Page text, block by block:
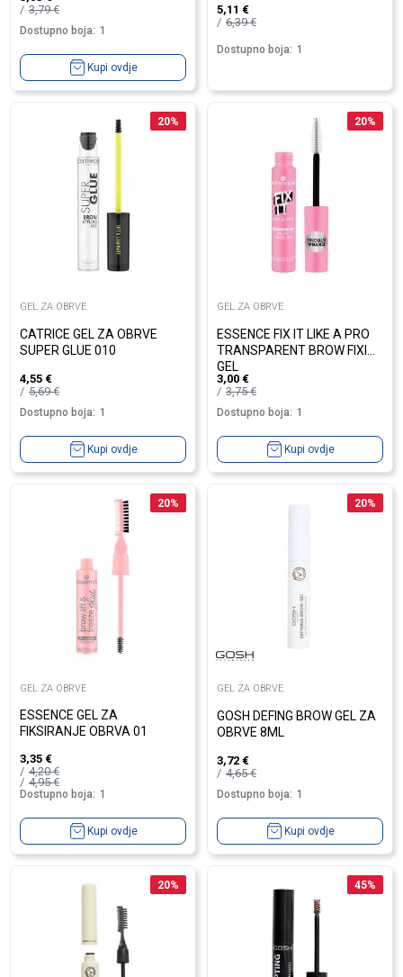
3,79€
Dostupno boja: 1
Kupi ovdje
5,11 €
6,39€
Dostupno boja: 1
20%
GEL ZA OBRVE
CATRICE GEL ZA OBRVE
SUPER GLUE 010
4,55 €
5,69€
Dostupno boja: 1
Kupi ovdje
20%
GEL ZA OBRVE
ESSENCE FIX IT LIKE A PRO
TRANSPARENT BROW FIXING
GEL
3,00 €
3,75€
Dostupno boja: 1
Kupi ovdje
20%
GEL ZA OBRVE
ESSENCE GEL ZA
FIKSIRANJE OBRVA 01
3,35 €
4,20€
4,95€
Dostupno boja: 1
Kupi ovdje
20%
GEL ZA OBRVE
GOSH DEFING BROW GEL ZA
OBRVE 8ML
3,72 €
4,65€
Dostupno boja: 1
Kupi ovdje
20% 45%